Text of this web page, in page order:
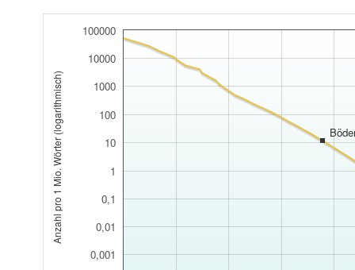
1
10
100
1000
10000
100000
0,001
0,01
0,1
Anzahl pro 1 Mio. Wörter (logarithmisch)